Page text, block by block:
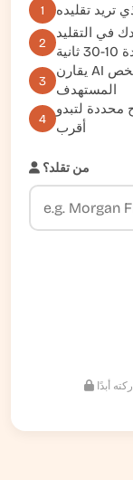
1 تقليده
2
في التقليد
3
يقارن AI لدينا أسلوب أدائك الصوتي بأسلوب الشخص
المستهدف
4
محددة لتبدو
أقرب
من تقلد؟